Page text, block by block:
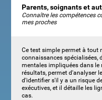
Parents, soignants et
Connaître les compétences
mes proches
Ce test simple permet à tout
connaissances spécialisées,
mentales impliquées dans le
résultats, permet d'analyser
d'identifier s'il y a un risque
exécutives, et il détaille les
cas.